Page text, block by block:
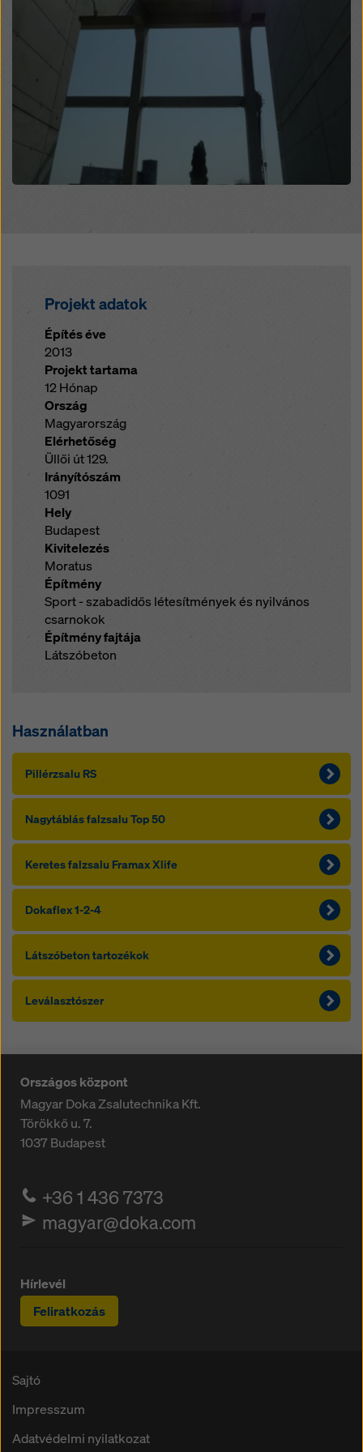
Projekt adatok
Építés éve
2013
Projekt tartama
12 Hónap
Ország
Magyarország
Elérhetőség
Üllői út 129.
Irányítószám
1091
Hely
Budapest
Kivitelezés
Moratus
Építmény
Sport - szabadidős létesítmények és nyilvános
csarnokok
Építmény fajtája
Látszóbeton
Használatban
Pillérzsalu RS
Nagytáblás falzsalu Top 50
Keretes falzsalu Framax Xlife
Dokaflex 1-2-4
Látszóbeton tartozékok
Leválasztószer
Országos központ
Magyar Doka Zsalutechnika Kft.
Törökkő u. 7.
1037Budapest
+36 1 436 7373
magyar@doka.com
Hírlevél
Feliratkozás
Sajtó
Impresszum
Adatvédelmi nyilatkozat